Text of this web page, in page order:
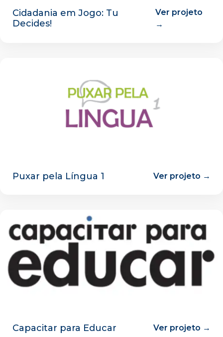
Cidadania em Jogo: Tu
Decides!
Ver projeto
→
Puxar pela Língua 1 Ver projeto →
Capacitar para Educar Ver projeto →